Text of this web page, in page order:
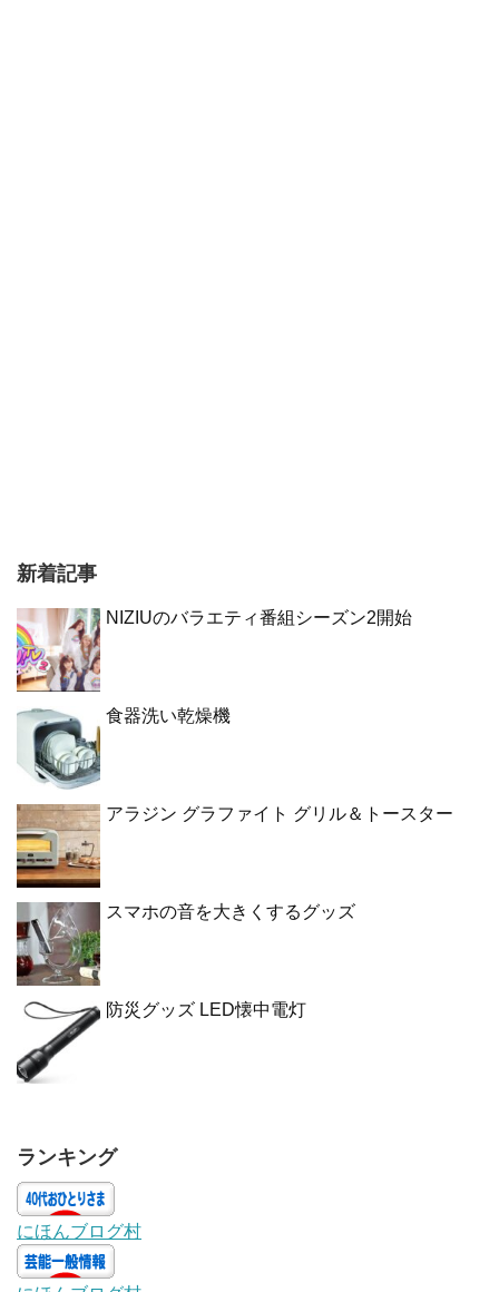
新着記事
NIZIUのバラエティ番組シーズン2開始
食器洗い乾燥機
アラジン グラファイト グリル＆トースター
スマホの音を大きくするグッズ
防災グッズ LED懐中電灯
ランキング
にほんブログ村